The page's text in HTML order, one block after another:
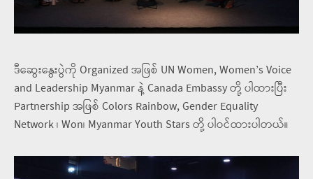
ဒီဆွေးနွေးပွဲကို Organized အဖြစ် UN Women, Women’s Voice
and Leadership Myanmar နဲ့ Canada Embassy တို့ ပါထားပြီး
Partnership အဖြစ် Colors Rainbow, Gender Equality
Network ၊ Won၊ Myanmar Youth Stars တို့ ပါဝင်ထားပါတယ်။